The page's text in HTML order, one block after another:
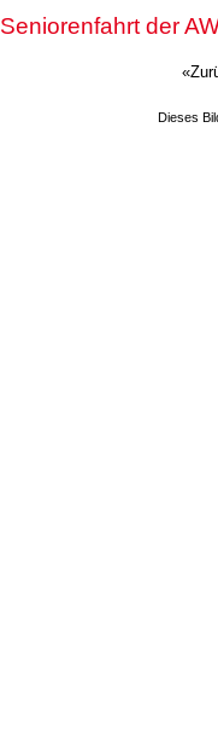
Seniorenfahrt der
Dieses